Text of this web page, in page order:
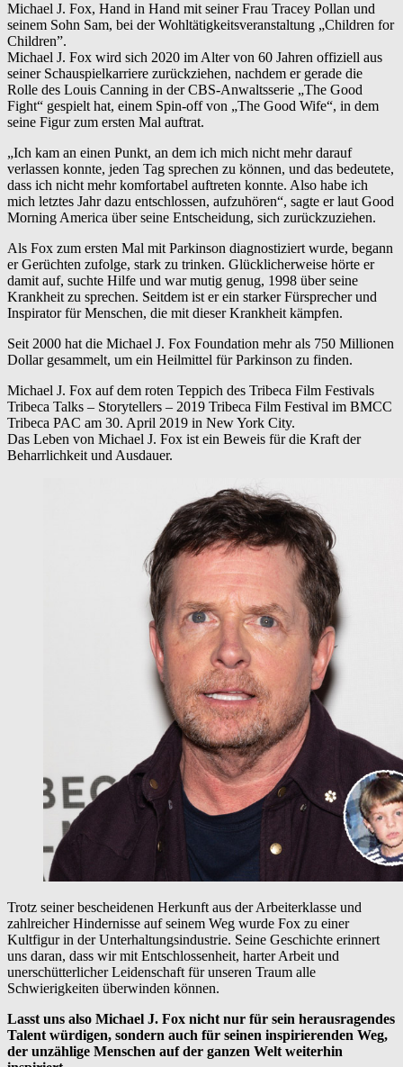
Michael J. Fox, Hand in Hand mit seiner Frau Tracey Pollan und
seinem Sohn Sam, bei der Wohltätigkeitsveranstaltung „Children for
Children”.
Michael J. Fox wird sich 2020 im Alter von 60 Jahren offiziell aus
seiner Schauspielkarriere zurückziehen, nachdem er gerade die
Rolle des Louis Canning in der CBS-Anwaltsserie „The Good
Fight“ gespielt hat, einem Spin-off von „The Good Wife“, in dem
seine Figur zum ersten Mal auftrat.
„Ich kam an einen Punkt, an dem ich mich nicht mehr darauf
verlassen konnte, jeden Tag sprechen zu können, und das bedeutete,
dass ich nicht mehr komfortabel auftreten konnte. Also habe ich
mich letztes Jahr dazu entschlossen, aufzuhören“, sagte er laut Good
Morning America über seine Entscheidung, sich zurückzuziehen.
Als Fox zum ersten Mal mit Parkinson diagnostiziert wurde, begann
er Gerüchten zufolge, stark zu trinken. Glücklicherweise hörte er
damit auf, suchte Hilfe und war mutig genug, 1998 über seine
Krankheit zu sprechen. Seitdem ist er ein starker Fürsprecher und
Inspirator für Menschen, die mit dieser Krankheit kämpfen.
Seit 2000 hat die Michael J. Fox Foundation mehr als 750 Millionen
Dollar gesammelt, um ein Heilmittel für Parkinson zu finden.
Michael J. Fox auf dem roten Teppich des Tribeca Film Festivals
Tribeca Talks – Storytellers – 2019 Tribeca Film Festival im BMCC
Tribeca PAC am 30. April 2019 in New York City.
Das Leben von Michael J. Fox ist ein Beweis für die Kraft der
Beharrlichkeit und Ausdauer.
Trotz seiner bescheidenen Herkunft aus der Arbeiterklasse und
zahlreicher Hindernisse auf seinem Weg wurde Fox zu einer
Kultfigur in der Unterhaltungsindustrie. Seine Geschichte erinnert
uns daran, dass wir mit Entschlossenheit, harter Arbeit und
unerschütterlicher Leidenschaft für unseren Traum alle
Schwierigkeiten überwinden können.
Lasst uns also Michael J. Fox nicht nur für sein herausragendes
Talent würdigen, sondern auch für seinen inspirierenden Weg,
der unzählige Menschen auf der ganzen Welt weiterhin